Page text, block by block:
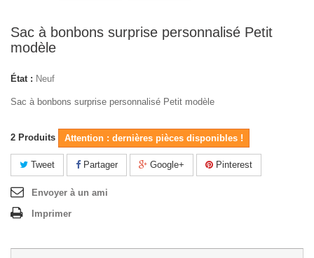
Sac à bonbons surprise personnalisé Petit
modèle
État : Neuf
Sac à bonbons surprise personnalisé Petit modèle
2 Produits Attention : dernières pièces disponibles !
Tweet Partager Google+ Pinterest
Envoyer à un ami
Imprimer